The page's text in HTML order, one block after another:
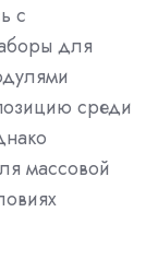
с
для
среди
массовой